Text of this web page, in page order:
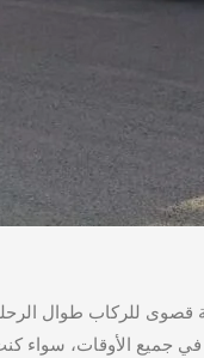
الواسعة والمريحة لتوفير راحة
جميع الأوقات، سواء